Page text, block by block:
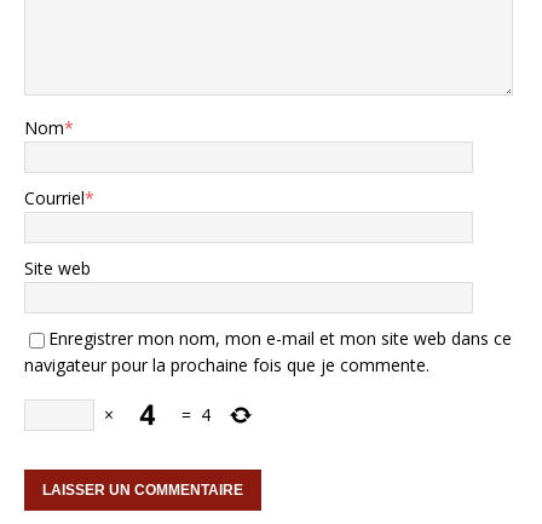
Nom*
Courriel*
Site web
Enregistrer mon nom, mon e-mail et mon site web dans ce
navigateur pour la prochaine fois que je commente.
× = 4